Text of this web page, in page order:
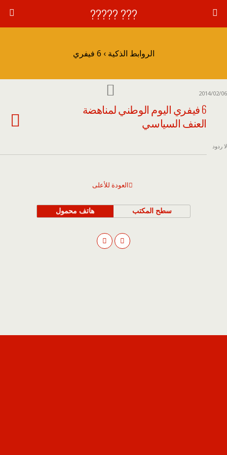
??? ?????
الروابط الذكية › 6 فيفري
2014/02/06
6 فيفري اليوم الوطني لمناهضة
العنف السياسي
لا ردود
العودة للأعلى
هاتف محمول سطح المكتب